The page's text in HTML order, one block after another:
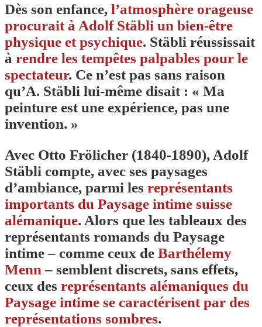
Dès son enfance, l’atmosphère orageuse
procurait à Adolf Stäbli un bien-être
physique et psychique. Stäbli réussissait
à rendre les tempêtes palpables pour le
spectateur. Ce n’est pas sans raison
qu’A. Stäbli lui-même disait : « Ma
peinture est une expérience, pas une
invention. »
Avec Otto Frölicher (1840-1890), Adolf
Stäbli compte, avec ses paysages
d’ambiance, parmi les représentants
importants du Paysage intime suisse
alémanique. Alors que les tableaux des
représentants romands du Paysage
intime – comme ceux de Barthélemy
Menn – semblent discrets, sans effets,
ceux des représentants alémaniques du
Paysage intime se caractérisent par des
représentations sombres.